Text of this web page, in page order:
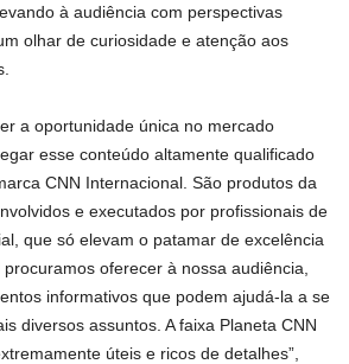
à audiência com perspectivas
olhar de curiosidade e atenção aos
a oportunidade única no mercado
esse conteúdo altamente qualificado
CNN Internacional. São produtos da
e executados por profissionais de
que só elevam o patamar de excelência
oferecer à nossa audiência,
informativos que podem ajudá-la a se
diversos assuntos. A faixa Planeta CNN
úteis e ricos de detalhes”,